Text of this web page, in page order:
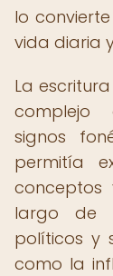
lo
vida diaria
La
complejo
signos
permitía
conceptos
largo de
políticos y
como la